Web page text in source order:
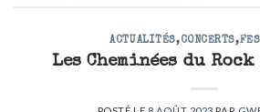
ACTUALITÉS,CONCERTS,
Les Cheminées du